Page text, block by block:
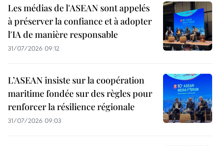
Les médias de l'ASEAN sont appelés
à préserver la confiance et à adopter
l'IA de manière responsable
31/07/2026 09:12
L’ASEAN insiste sur la coopération
maritime fondée sur des règles pour
renforcer la résilience régionale
31/07/2026 09:03